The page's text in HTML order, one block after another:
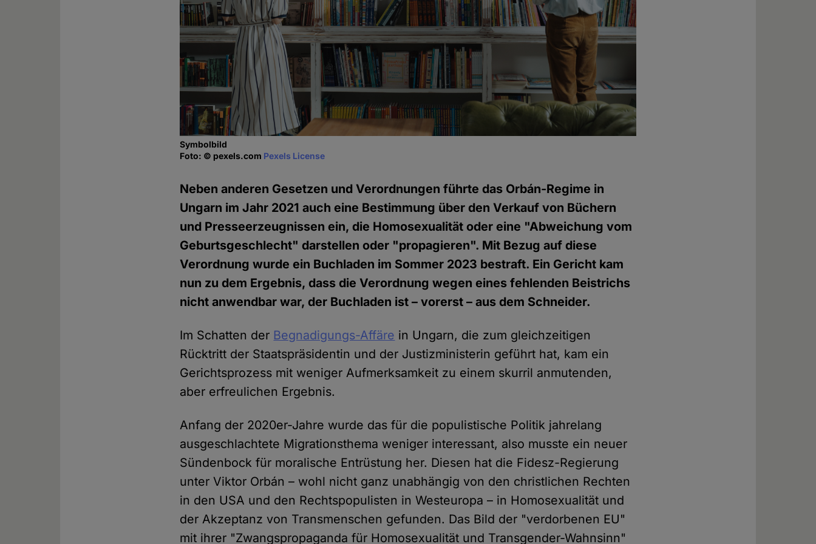
Symbolbild
Foto: © pexels.com Pexels License
Neben anderen Gesetzen und Verordnungen führte das Orbán-Regime in
Ungarn im Jahr 2021 auch eine Bestimmung über den Verkauf von Büchern
und Presseerzeugnissen ein, die Homosexualität oder eine "Abweichung vom
Geburtsgeschlecht" darstellen oder "propagieren". Mit Bezug auf diese
Verordnung wurde ein Buchladen im Sommer 2023 bestraft. Ein Gericht kam
nun zu dem Ergebnis, dass die Verordnung wegen eines fehlenden Beistrichs
nicht anwendbar war, der Buchladen ist – vorerst – aus dem Schneider.
Im Schatten der Begnadigungs-Affäre in Ungarn, die zum gleichzeitigen
Rücktritt der Staatspräsidentin und der Justizministerin geführt hat, kam ein
Gerichtsprozess mit weniger Aufmerksamkeit zu einem skurril anmutenden,
aber erfreulichen Ergebnis.
Anfang der 2020er-Jahre wurde das für die populistische Politik jahrelang
ausgeschlachtete Migrationsthema weniger interessant, also musste ein neuer
Sündenbock für moralische Entrüstung her. Diesen hat die Fidesz-Regierung
unter Viktor Orbán – wohl nicht ganz unabhängig von den christlichen Rechten
in den USA und den Rechtspopulisten in Westeuropa – in Homosexualität und
der Akzeptanz von Transmenschen gefunden. Das Bild der "verdorbenen EU"
mit ihrer "Zwangspropaganda für Homosexualität und Transgender-Wahnsinn"